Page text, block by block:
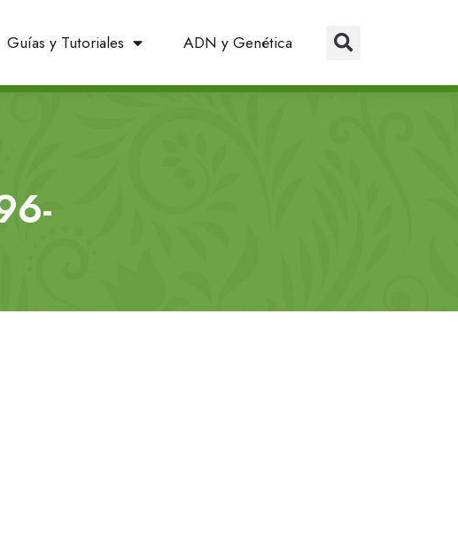
Guías y Tutoriales ADN y Genética